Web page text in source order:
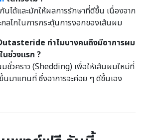
นได้และมักให้ผลการรักษาที่ดีขึ้น เนื่องจาก
ลไกในการกระตุ้นการงอกของเส้นผม
ทำไมบางคนถึงมีอาการผม
นช่วงแรก ?
มชั่วคราว (Shedding) เพื่อให้เส้นผมใหม่ที่
นมาแทนที่ ซึ่งอาการจะค่อย ๆ ดีขึ้นเอง